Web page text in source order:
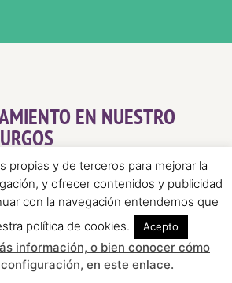
EN NUESTRO
propias y de terceros para mejorar la
y ofrecer contenidos y publicidad
con la navegación entendemos que
política de cookies.
Acepto
información, o bien conocer cómo
en este enlace.